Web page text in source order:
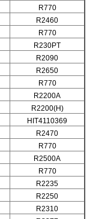
R770
R2460
R770
R230PT
R2090
R2650
R770
R2200A
R2200(H)
HIT4110369
R2470
R770
R2500A
R770
R2235
R2250
R2310